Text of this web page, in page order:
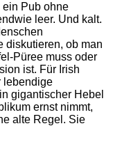
ein Pub ohne
leer. Und kalt.
diskutieren, ob man
Püree muss oder
ist. Für Irish
lebendige
gigantischer Hebel
ernst nimmt,
alte Regel. Sie